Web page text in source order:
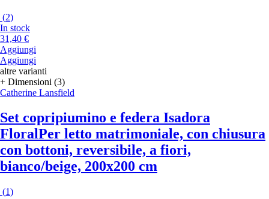
(2)
In stock
31,40 €
Aggiungi
Aggiungi
altre varianti
+ Dimensioni (3)
Catherine Lansfield
Set copripiumino e federa Isadora
FloralPer letto matrimoniale, con chiusura
con bottoni, reversibile, a fiori,
bianco/beige, 200x200 cm
(1)